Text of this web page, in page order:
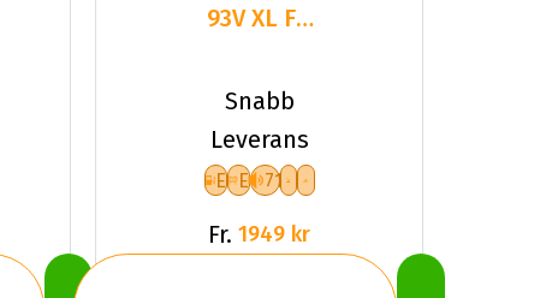
93V XL FR
OBSERVE
GSI-6
Snabb
Leverans
E E 71
Fr. 1949 kr